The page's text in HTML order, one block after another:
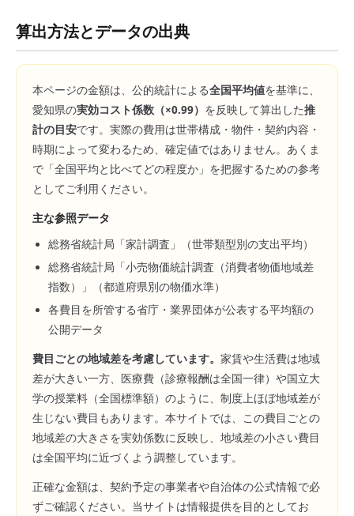
算出方法とデータの出典
本ページの金額は、公的統計による全国平均値を基準に、
愛知県の実効コスト係数（×0.99） を反映して算出した推
計の目安です。実際の費用は世帯構成・物件・契約内容・
時期によって変わるため、確定値ではありません。あくま
で「全国平均と比べてどの程度か」を把握するための参考
としてご利用ください。
主な参照データ
総務省統計局「家計調査」（世帯類型別の支出平均）
総務省統計局「小売物価統計調査（消費者物価地域差
指数）」（都道府県別の物価水準）
各費目を所管する省庁・業界団体が公表する平均額の
公開データ
費目ごとの地域差を考慮しています。 家賃や生活費は地域
差が大きい一方、医療費（診療報酬は全国一律）や国立大
学の授業料（全国標準額）のように、制度上ほぼ地域差が
生じない費目もあります。本サイトでは、この費目ごとの
地域差の大きさを実効係数に反映し、地域差の小さい費目
は全国平均に近づくよう調整しています。
正確な金額は、契約予定の事業者や自治体の公式情報で必
ずご確認ください。当サイトは情報提供を目的としてお